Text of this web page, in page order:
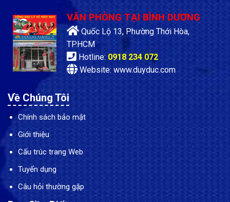
VĂN PHÒNG TẠI BÌNH DƯƠNG
Quốc Lộ 13, Phường Thới Hòa,
TP.HCM
Hotline: 0918 234 072
Website: www.duyduc.com
Về Chúng Tôi
Chính sách bảo mật
Giới thiệu
Cấu trúc trang Web
Tuyển dụng
Câu hỏi thường gặp